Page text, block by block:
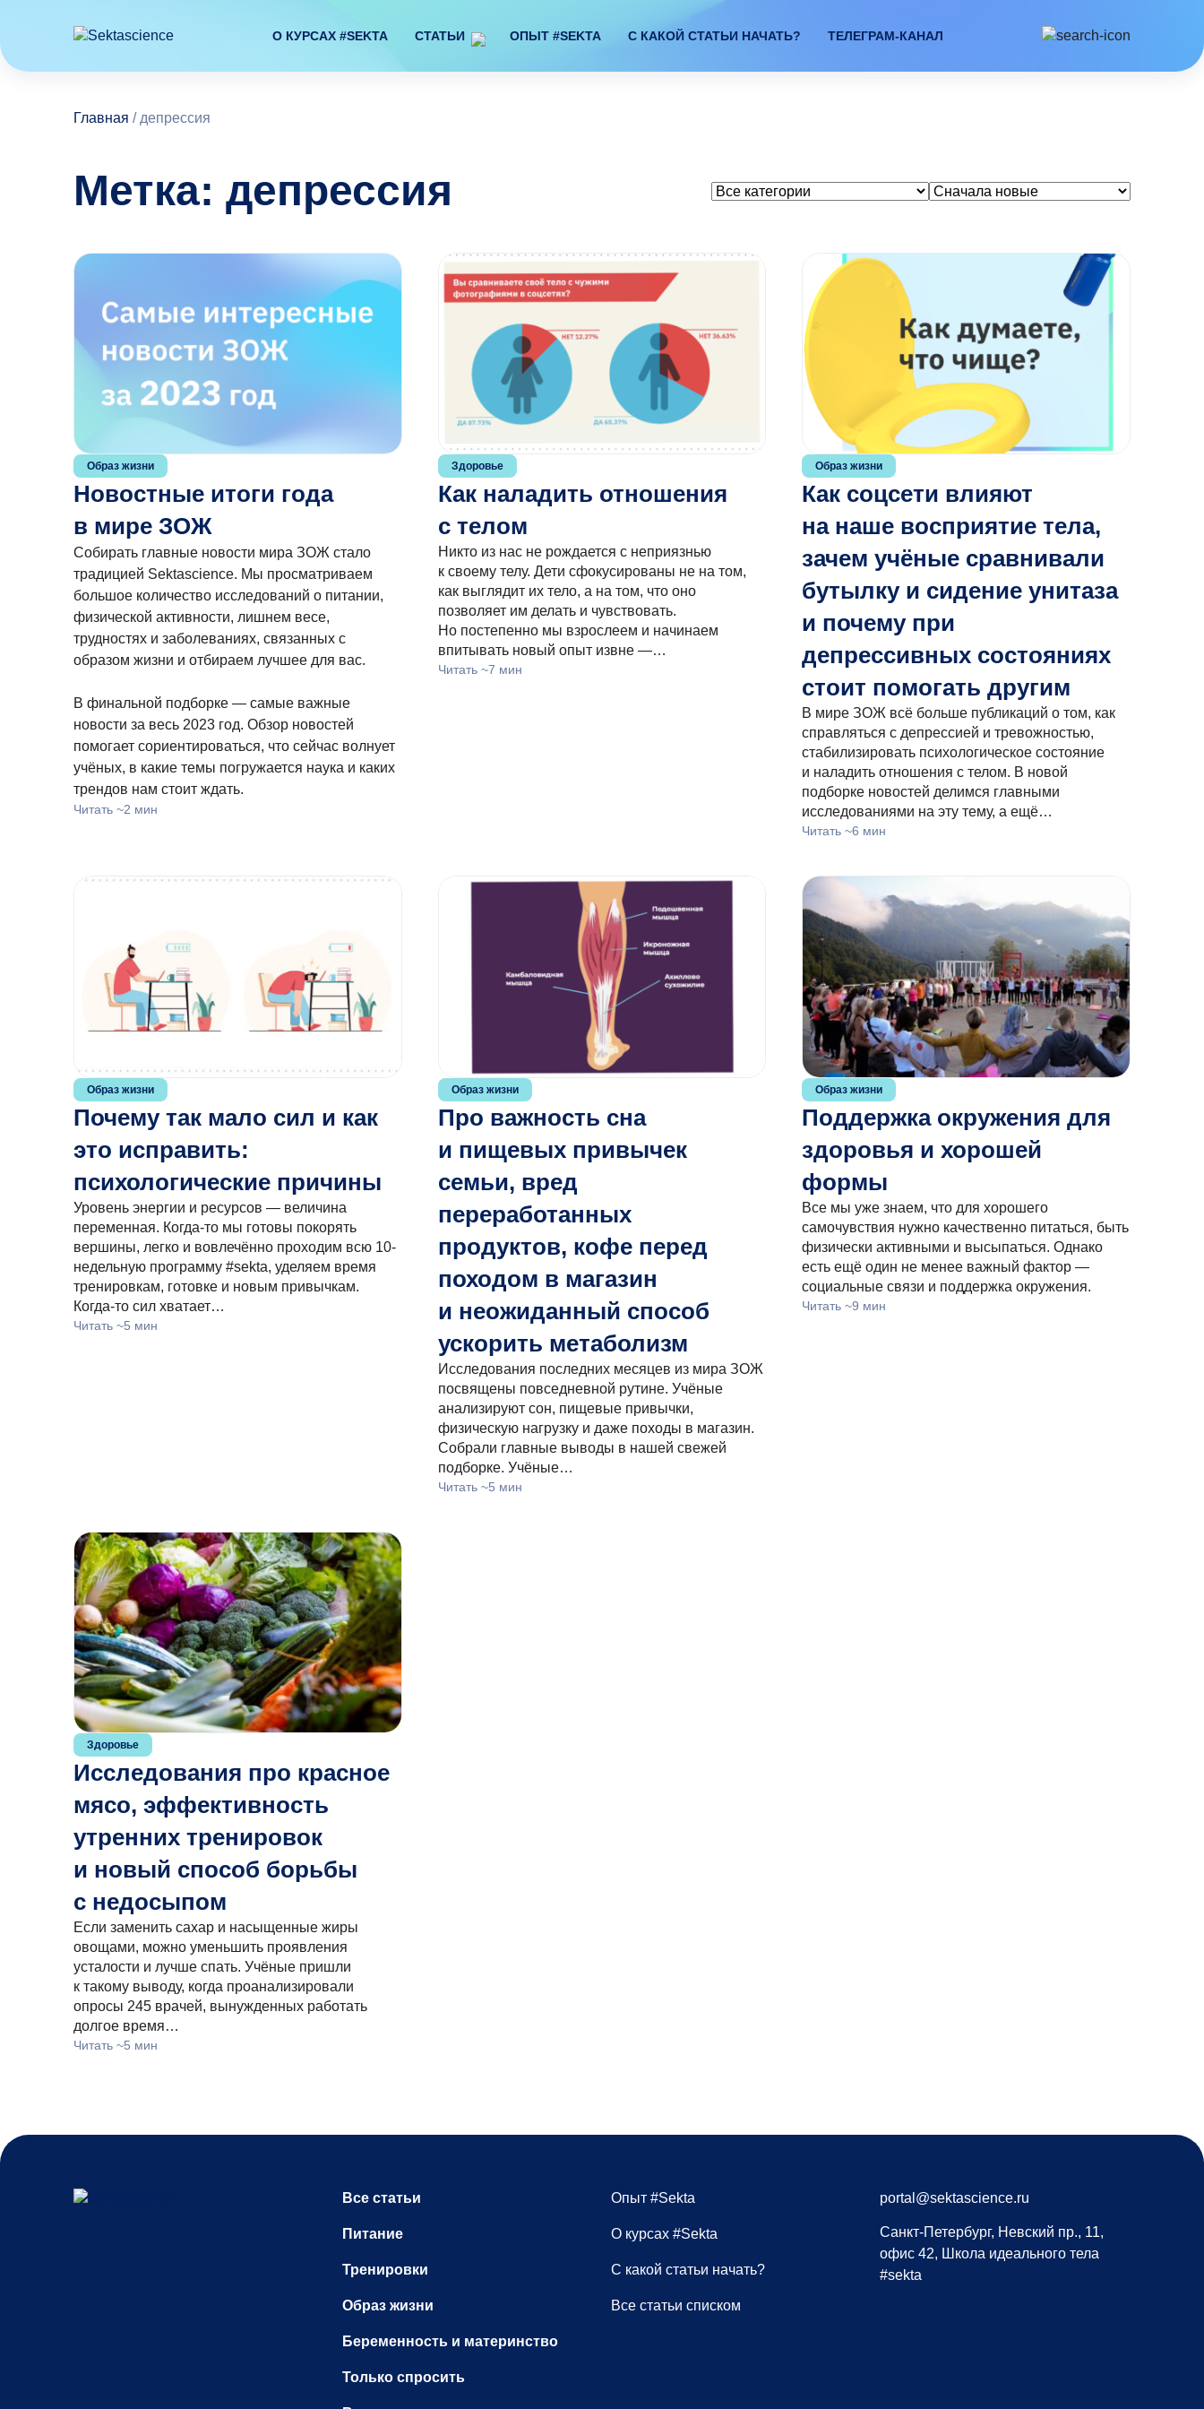
О КУРСАХ #SEKTA СТАТЬИ ОПЫТ #SEKTA С КАКОЙ СТАТЬИ НАЧАТЬ? ТЕЛЕГРАМ-КАНАЛ
Главная / депрессия
Метка: депрессия
Образ жизни
Новостные итоги года
в мире ЗОЖ
Собирать главные новости мира ЗОЖ стало
традицией Sektascience. Мы просматриваем
большое количество исследований о питании,
физической активности, лишнем весе,
трудностях и заболеваниях, связанных с
образом жизни и отбираем лучшее для вас.
В финальной подборке — самые важные
новости за весь 2023 год. Обзор новостей
помогает сориентироваться, что сейчас волнует
учёных, в какие темы погружается наука и каких
трендов нам стоит ждать.
Читать ~2 мин
Здоровье
Как наладить отношения
с телом
Никто из нас не рождается с неприязнью
к своему телу. Дети сфокусированы не на том,
как выглядит их тело, а на том, что оно
позволяет им делать и чувствовать.
Но постепенно мы взрослеем и начинаем
впитывать новый опыт извне —…
Читать ~7 мин
Образ жизни
Как соцсети влияют
на наше восприятие тела,
зачем учёные сравнивали
бутылку и сидение унитаза
и почему при
депрессивных состояниях
стоит помогать другим
В мире ЗОЖ всё больше публикаций о том, как
справляться с депрессией и тревожностью,
стабилизировать психологическое состояние
и наладить отношения с телом. В новой
подборке новостей делимся главными
исследованиями на эту тему, а ещё…
Читать ~6 мин
Образ жизни
Почему так мало сил и как
это исправить:
психологические причины
Уровень энергии и ресурсов — величина
переменная. Когда-то мы готовы покорять
вершины, легко и вовлечённо проходим всю 10-
недельную программу #sekta, уделяем время
тренировкам, готовке и новым привычкам.
Когда-то сил хватает…
Читать ~5 мин
Образ жизни
Про важность сна
и пищевых привычек
семьи, вред
переработанных
продуктов, кофе перед
походом в магазин
и неожиданный способ
ускорить метаболизм
Исследования последних месяцев из мира ЗОЖ
посвящены повседневной рутине. Учёные
анализируют сон, пищевые привычки,
физическую нагрузку и даже походы в магазин.
Собрали главные выводы в нашей свежей
подборке. Учёные…
Читать ~5 мин
Образ жизни
Поддержка окружения для
здоровья и хорошей
формы
Все мы уже знаем, что для хорошего
самочувствия нужно качественно питаться, быть
физически активными и высыпаться. Однако
есть ещё один не менее важный фактор —
социальные связи и поддержка окружения.
Читать ~9 мин
Здоровье
Исследования про красное
мясо, эффективность
утренних тренировок
и новый способ борьбы
с недосыпом
Если заменить сахар и насыщенные жиры
овощами, можно уменьшить проявления
усталости и лучше спать. Учёные пришли
к такому выводу, когда проанализировали
опросы 245 врачей, вынужденных работать
долгое время…
Читать ~5 мин
Все статьи
Питание
Тренировки
Образ жизни
Беременность и материнство
Только спросить
Опыт #Sekta
О курсах #Sekta
С какой статьи начать?
Все статьи списком
portal@sektascience.ru
Санкт-Петербург, Невский пр., 11,
офис 42, Школа идеального тела
#sekta